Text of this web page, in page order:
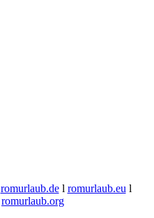
romurlaub.del romurlaub.eu l
romurlaub.org